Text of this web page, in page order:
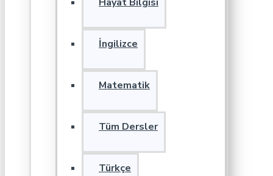
İngilizce
Matematik
Tüm Dersler
Türkçe